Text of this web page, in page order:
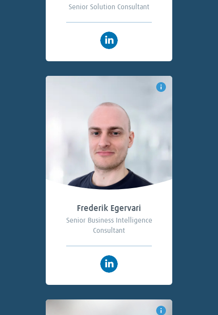
Senior Solution Consultant
Frederik Egervari
Senior Business Intelligence
Consultant